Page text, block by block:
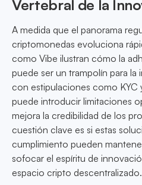
Vertebral de la
A medida que el panorama
criptomonedas evoluciona
como Vibe ilustran cómo la
puede ser un trampolín para
con estipulaciones como KYC
puede introducir limitaciones
mejora la credibilidad de los
cuestión clave es si estas
cumplimiento pueden
sofocar el espíritu de
espacio cripto descentralizado.